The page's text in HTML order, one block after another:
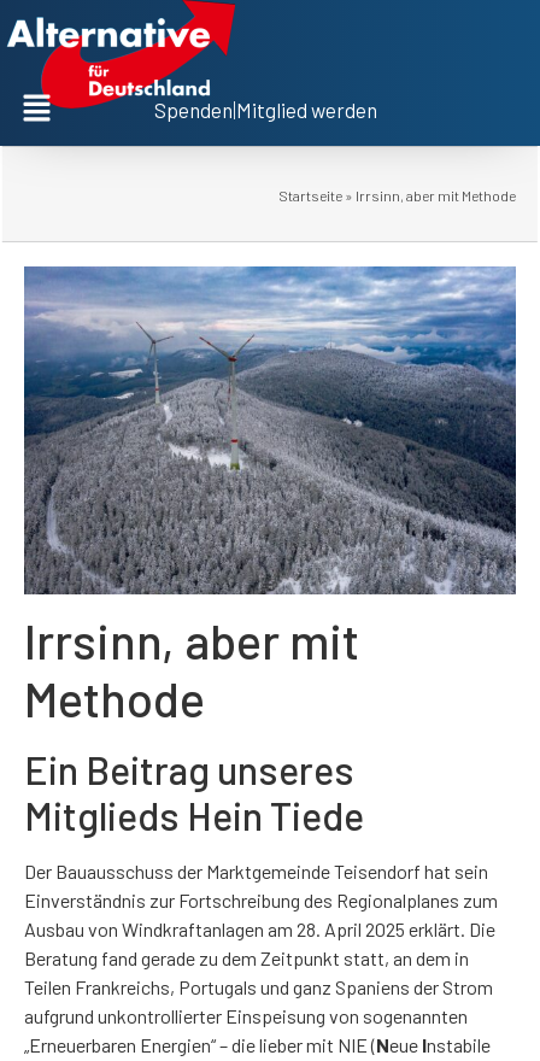
Spenden Mitglied werden
Startseite » Irrsinn, aber mit Methode
Irrsinn, aber mit
Methode
Ein Beitrag unseres
Mitglieds Hein Tiede
Der Bauausschuss der Marktgemeinde Teisendorf hat sein
Einverständnis zur Fortschreibung des Regionalplanes zum
Ausbau von Windkraftanlagen am 28. April 2025 erklärt. Die
Beratung fand gerade zu dem Zeitpunkt statt, an dem in
Teilen Frankreichs, Portugals und ganz Spaniens der Strom
aufgrund unkontrollierter Einspeisung von sogenannten
„Erneuerbaren Energien“ – die lieber mit NIE (Neue Instabile